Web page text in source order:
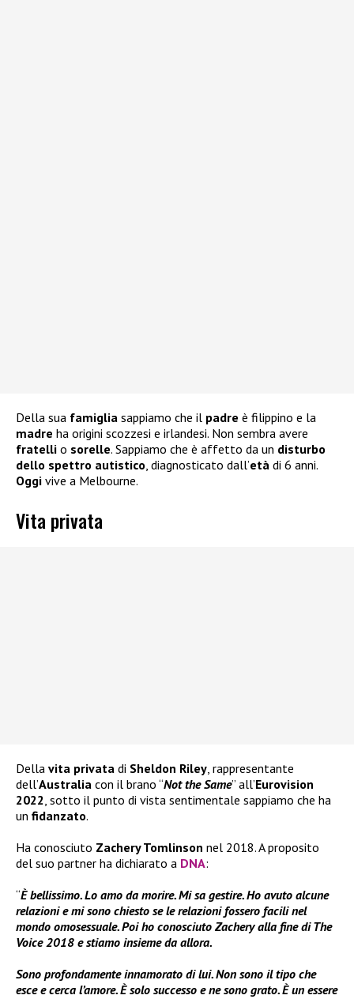
Della sua famiglia sappiamo che il padre è filippino e la
madre ha origini scozzesi e irlandesi. Non sembra avere
fratelli o sorelle. Sappiamo che è affetto da un disturbo
dello spettro autistico , diagnosticato dall’età di 6 anni.
Oggi vive a Melbourne.
Vita privata
Della vita privata di Sheldon Riley , rappresentante
dell’Australia con il brano “Not the Same” all’Eurovision
2022 , sotto il punto di vista sentimentale sappiamo che ha
un fidanzato.
Ha conosciuto Zachery Tomlinson nel 2018. A proposito
del suo partner ha dichiarato a DNA:
“È bellissimo. Lo amo da morire. Mi sa gestire. Ho avuto alcune
relazioni e mi sono chiesto se le relazioni fossero facili nel
mondo omosessuale. Poi ho conosciuto Zachery alla fine di The
Voice 2018 e stiamo insieme da allora.
Sono profondamente innamorato di lui. Non sono il tipo che
esce e cerca l’amore. È solo successo e ne sono grato. È un essere